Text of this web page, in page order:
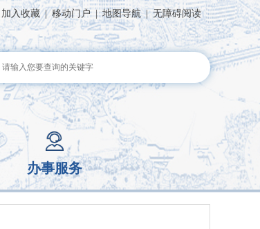
加入收藏 | 移动门户 | 地图导航 | 无障碍阅读
办事服务